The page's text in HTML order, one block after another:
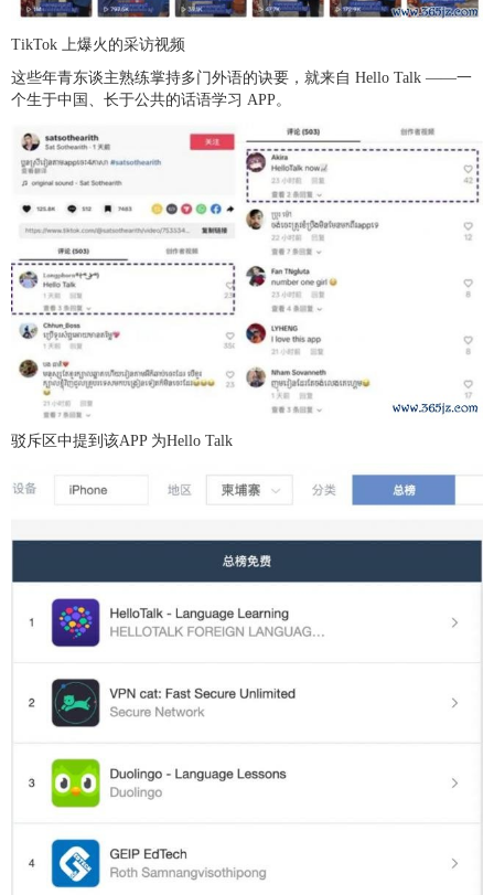
TikTok 上爆火的采访视频
这些年青东谈主熟练掌持多门外语的诀要，就来自 Hello Talk ——一
个生于中国、长于公共的话语学习 APP。
驳斥区中提到该APP 为Hello Talk